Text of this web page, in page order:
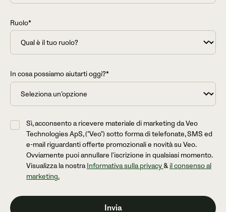
Ruolo*
In cosa possiamo aiutarti oggi?*
Sì, acconsento a ricevere materiale di marketing da Veo
Technologies ApS, ("Veo") sotto forma di telefonate, SMS ed
e-mail riguardanti offerte promozionali e novità su Veo.
Ovviamente puoi annullare l'iscrizione in qualsiasi momento.
Visualizza la nostraInformativa sulla privacy &il consenso al
marketing.